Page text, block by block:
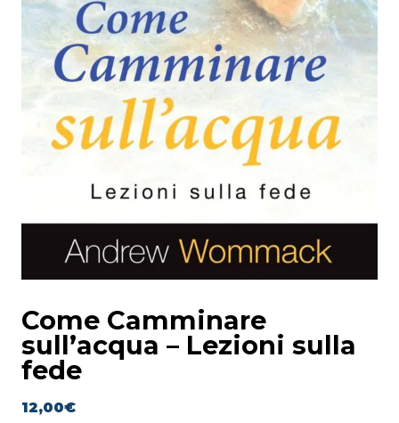
Come Camminare
sull’acqua – Lezioni sulla
fede
12,00€